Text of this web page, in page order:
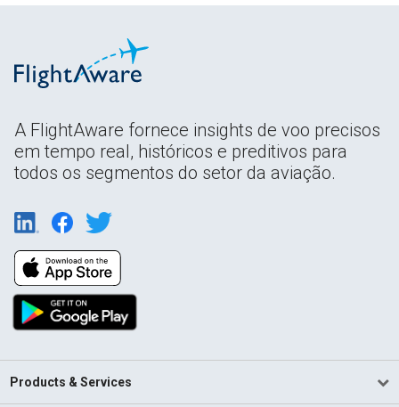
A FlightAware fornece insights de voo precisos
em tempo real, históricos e preditivos para
todos os segmentos do setor da aviação.
Products & Services